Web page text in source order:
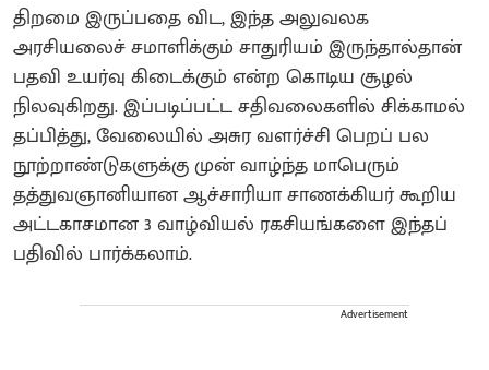
திறமை இருப்பதை விட, இந்த அலுவலக
அரசியலைச் சமாளிக்கும் சாதுரியம் இருந்தால்தான்
பதவி உயர்வு கிடைக்கும் என்ற கொடிய சூழல்
நிலவுகிறது. இப்படிப்பட்ட சதிவலைகளில் சிக்காமல்
தப்பித்து, வேலையில் அசுர வளர்ச்சி பெறப் பல
நூற்றாண்டுகளுக்கு முன் வாழ்ந்த மாபெரும்
தத்துவஞானியான ஆச்சாரியா சாணக்கியர் கூறிய
அட்டகாசமான 3 வாழ்வியல் ரகசியங்களை இந்தப்
பதிவில் பார்க்கலாம்.
Advertisement